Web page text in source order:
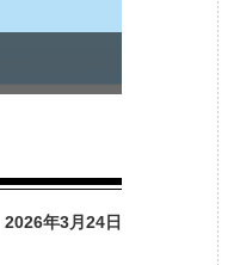
2026年3月24日